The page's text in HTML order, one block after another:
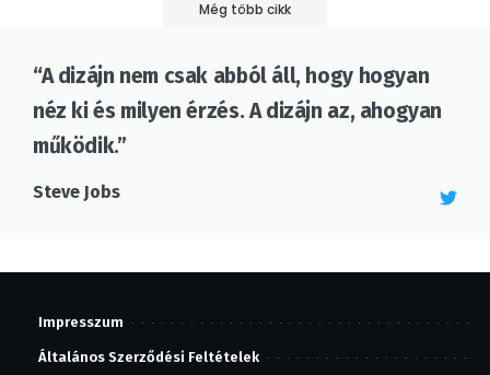
Még több cikk
“A dizájn nem csak abból áll, hogy hogyan
néz ki és milyen érzés. A dizájn az, ahogyan
működik.”
Steve Jobs
Impresszum
Általános Szerződési Feltételek